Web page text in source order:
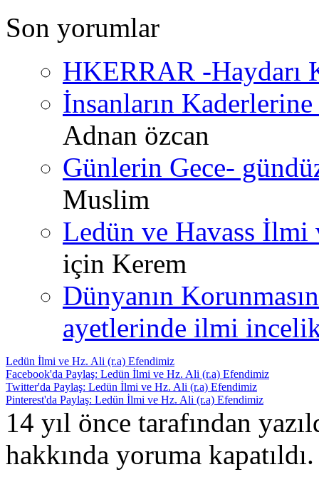
Son yorumlar
HKERRAR -Haydarı
İnsanların
Adnan özcan
Günlerin Gece-
Muslim
Ledün ve Havass İlmi
için Kerem
Dünyanın
ayetlerinde ilmi
Ledün İlmi ve Hz. Ali (r.a) Efendimiz
Facebook'da Paylaş: Ledün İlmi ve Hz. Ali (r.a) Efendimiz
Twitter'da Paylaş: Ledün İlmi ve Hz. Ali (r.a) Efendimiz
Pinterest'da Paylaş: Ledün İlmi ve Hz. Ali (r.a) Efendimiz
14 yıl önce tarafından
hakkında yoruma kapatıldı.